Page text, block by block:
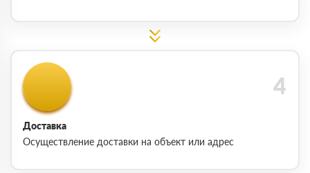
Доставка
Осуществление доставки на объект или адрес